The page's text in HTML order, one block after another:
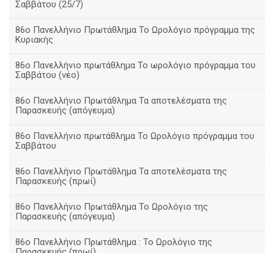
Σαββάτου (25/7)
86o Πανελλήνιο Πρωτάθλημα Το Ωρολόγιο πρόγραμμα της
Κυριακής
86ο Πανελλήνιο πρωτάθλημα Το ωρολόγιο πρόγραμμα του
Σαββάτου (νέο)
86ο Πανελλήνιο Πρωτάθλημα Τα αποτελέσματα της
Παρασκευής (απόγευμα)
86ο Πανελλήνιο πρωτάθλημα Το Ωρολόγιο πρόγραμμα του
Σαββάτου
86ο Πανελλήνιο Πρωτάθλημα Τα αποτελέσματα της
Παρασκευής (πρωί)
86ο Πανελλήνιο Πρωτάθλημα Το Ωρολόγιο της
Παρασκευής (απόγευμα)
86ο Πανελλήνιο Πρωτάθλημα : Το Ωρολόγιο της